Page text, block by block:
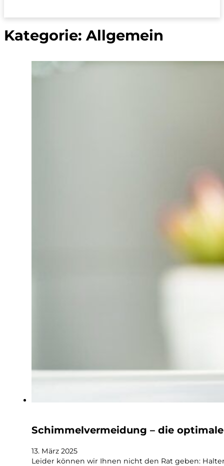
Kategorie: Allgemein
Schimmelvermeidung – die
13. März 2025
Leider können wir Ihnen nicht den Rat geben: